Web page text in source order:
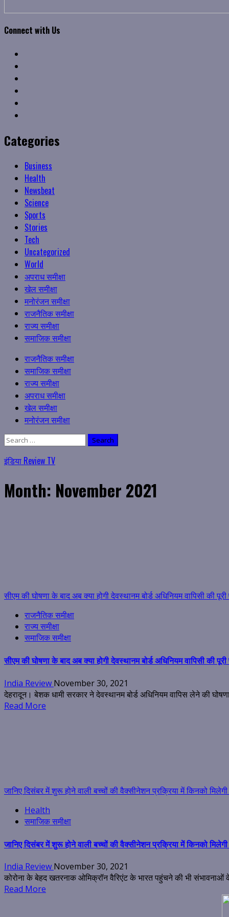
Connect with Us
Categories
Business
Health
Newsbeat
Science
Sports
Stories
Tech
Uncategorized
World
अपराध समीक्षा
खेल समीक्षा
मनोरंजन समीक्षा
राजनैतिक समीक्षा
राज्य समीक्षा
समाजिक समीक्षा
Primary
Menu
राजनैतिक समीक्षा
समाजिक समीक्षा
राज्य समीक्षा
अपराध समीक्षा
खेल समीक्षा
मनोरंजन समीक्षा
Search
इंडिया Review TV
Month: November 2021
सीएम की घोषणा के बाद अब क्या होगी देवस्थानम बोर्ड अधिनियम वापिसी की पूरी
राजनैतिक समीक्षा
राज्य समीक्षा
समाजिक समीक्षा
सीएम की घोषणा के बाद अब क्या होगी देवस्थानम बोर्ड अधिनियम वापिसी की
India Review November 30, 2021
देहरादून। बेशक धामी सरकार ने देवस्थानम बोर्ड अधिनियम वापिस लेने की
Read More
जानिए दिसंबर में शुरू होने वाली बच्चों की वैक्सीनेशन प्रक्रिया में किनको मिलेगी
Health
समाजिक समीक्षा
जानिए दिसंबर में शुरू होने वाली बच्चों की वैक्सीनेशन प्रक्रिया में किनको
India Review November 30, 2021
कोरोना के बेहद खतरनाक ओमिक्रॉन वैरिएंट के भारत पहुंचने की भी संभावनाओं
Read More